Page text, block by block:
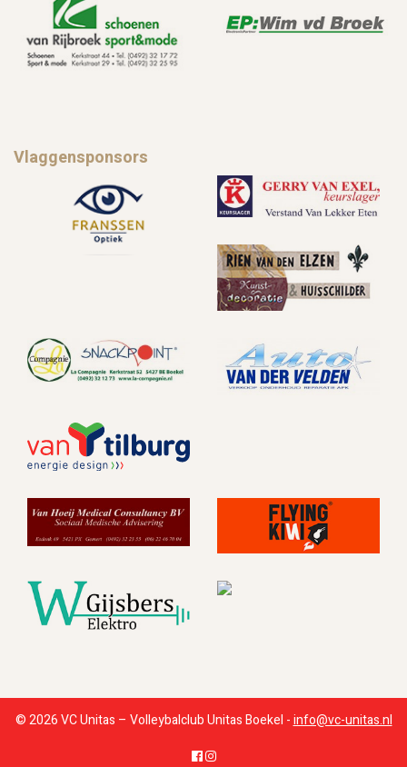
Vlaggensponsors
© 2026 VC Unitas – Volleybalclub Unitas Boekel -info@vc-unitas.nl